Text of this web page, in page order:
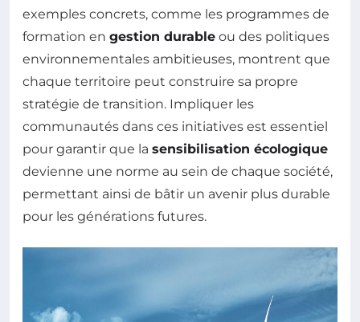
exemples concrets, comme les programmes de
formation en gestion durable ou des politiques
environnementales ambitieuses, montrent que
chaque territoire peut construire sa propre
stratégie de transition. Impliquer les
communautés dans ces initiatives est essentiel
pour garantir que la sensibilisation écologique
devienne une norme au sein de chaque société,
permettant ainsi de bâtir un avenir plus durable
pour les générations futures.